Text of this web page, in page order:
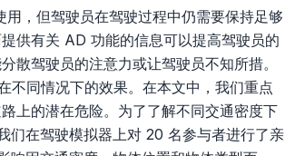
，但驾驶员在驾驶过程中仍需要保持足够
供有关 AD 功能的信息可以提高驾驶员的
散驾驶员的注意力或让驾驶员不知所措。
不同情况下的效果。在本文中，我们重点
上的潜在危险。为了了解不同交通密度下
们在驾驶模拟器上对 20 名参与者进行了亲